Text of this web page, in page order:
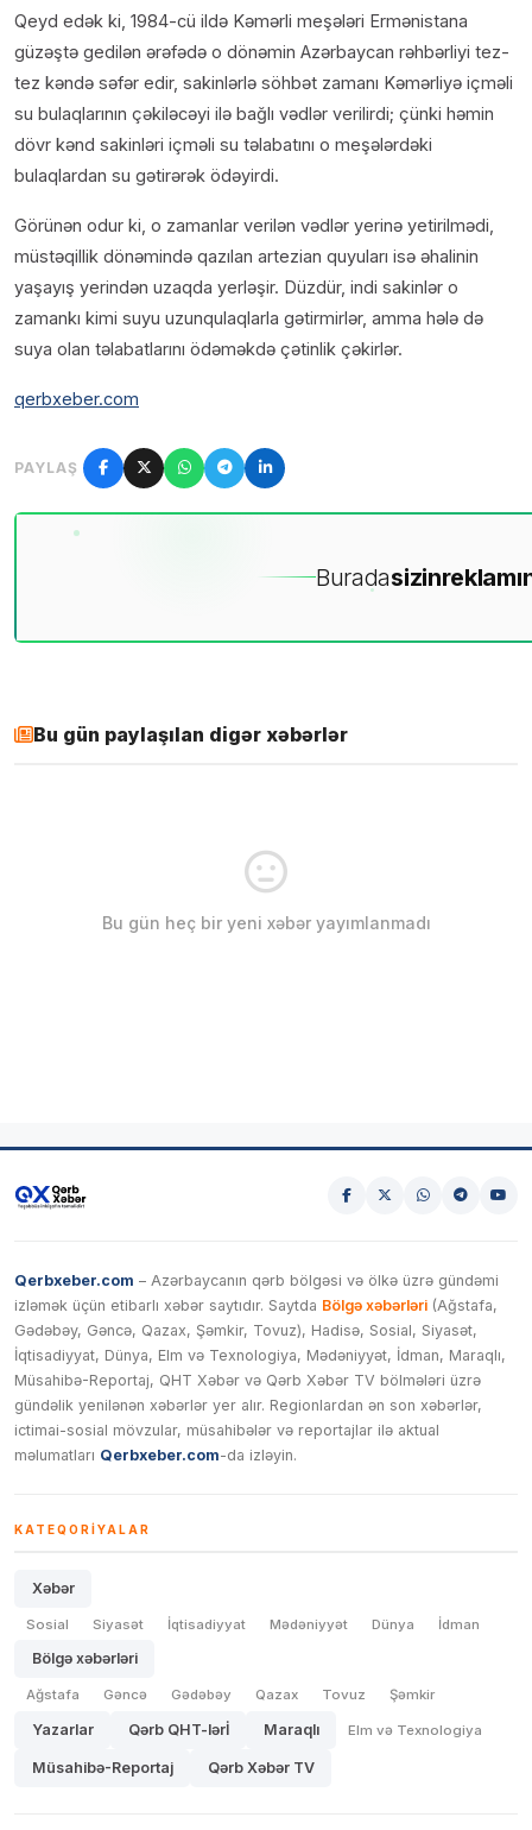
Qeyd edək ki, 1984-cü ildə Kəmərli meşələri Ermənistana
güzəştə gedilən ərəfədə o dönəmin Azərbaycan rəhbərliyi tez-
tez kəndə səfər edir, sakinlərlə söhbət zamanı Kəmərliyə içməli
su bulaqlarının çəkiləcəyi ilə bağlı vədlər verilirdi; çünki həmin
dövr kənd sakinləri içməli su təlabatını o meşələrdəki
bulaqlardan su gətirərək ödəyirdi.
Görünən odur ki, o zamanlar verilən vədlər yerinə yetirilmədi,
müstəqillik dönəmində qazılan artezian quyuları isə əhalinin
yaşayış yerindən uzaqda yerləşir. Düzdür, indi sakinlər o
zamankı kimi suyu uzunqulaqlarla gətirmirlər, amma hələ də
suya olan təlabatlarını ödəməkdə çətinlik çəkirlər.
qerbxeber.com
PAYLAŞ
Buradasizin
Bu gün paylaşılan digər xəbərlər
Bu gün heç bir yeni xəbər yayımlanmadı
Qerbxeber.com – Azərbaycanın qərb bölgəsi və ölkə üzrə gündəmi
izləmək üçün etibarlı xəbər saytıdır. Saytda Bölgə xəbərləri (Ağstafa,
Gədəbəy, Gəncə, Qazax, Şəmkir, Tovuz), Hadisə, Sosial, Siyasət,
İqtisadiyyat, Dünya, Elm və Texnologiya, Mədəniyyət, İdman, Maraqlı,
Müsahibə-Reportaj, QHT Xəbər və Qərb Xəbər TV bölmələri üzrə
gündəlik yenilənən xəbərlər yer alır. Regionlardan ən son xəbərlər,
ictimai-sosial mövzular, müsahibələr və reportajlar ilə aktual
məlumatları Qerbxeber.com-da izləyin.
KATEQORIYALAR
Xəbər
Sosial Siyasət İqtisadiyyat Mədəniyyət Dünya İdman
Bölgə xəbərləri
Ağstafa Gəncə Gədəbəy Qazax Tovuz Şəmkir
Yazarlar Qərb QHT-lərİ Maraqlı Elm və Texnologiya
Müsahibə-Reportaj Qərb Xəbər TV